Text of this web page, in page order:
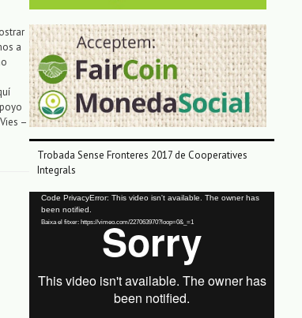
a
–
Trobada Sense Fronteres 2017 de Cooperatives
Integrals
Reproductor
vídeo
Code PrivacyError: This video isn't available. The owner has
been notified.
Baixa el fitxer: https://vimeo.com/227063970?loop=0&_=1